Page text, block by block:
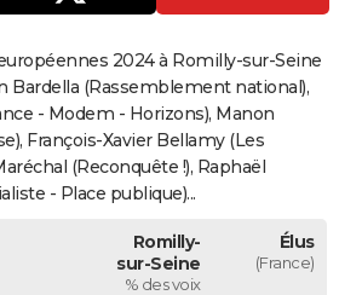
2024 à Romilly-sur-Seine
Bardella (Rassemblement national),
- Modem - Horizons), Manon
François-Xavier Bellamy (Les
(Reconquête !), Raphaël
- Place publique)...
Romilly-
sur-Seine
% des voix
Élus
(France)